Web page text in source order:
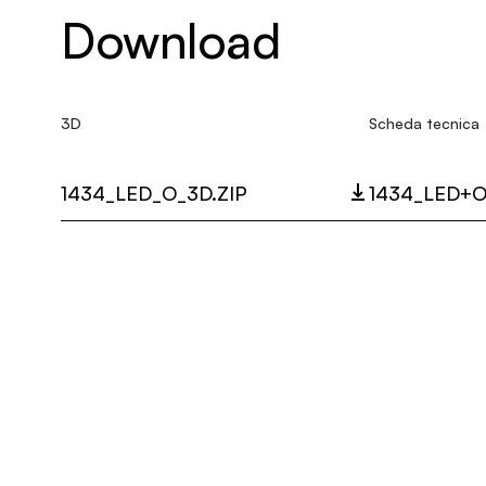
Download
3D
1434_LED_O_3D.ZIP
Scheda tecnica